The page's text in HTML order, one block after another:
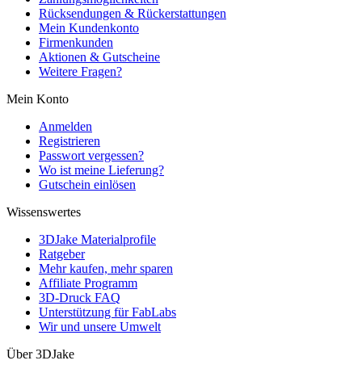
Rücksendungen & Rückerstattungen
Mein Kundenkonto
Firmenkunden
Aktionen & Gutscheine
Weitere Fragen?
Mein Konto
Anmelden
Registrieren
Passwort vergessen?
Wo ist meine Lieferung?
Gutschein einlösen
Wissenswertes
3DJake Materialprofile
Ratgeber
Mehr kaufen, mehr sparen
Affiliate Programm
3D-Druck FAQ
Unterstützung für FabLabs
Wir und unsere Umwelt
Über 3DJake